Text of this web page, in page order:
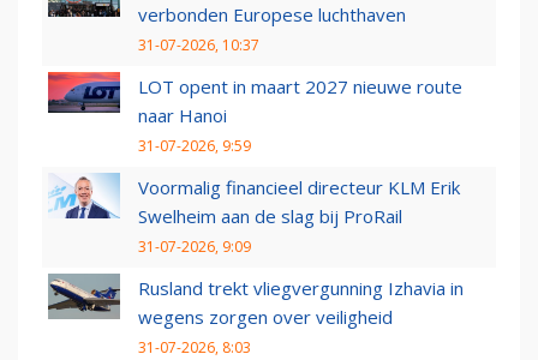
verbonden Europese luchthaven
31-07-2026, 10:37
LOT opent in maart 2027 nieuwe route
naar Hanoi
31-07-2026, 9:59
Voormalig financieel directeur KLM Erik
Swelheim aan de slag bij ProRail
31-07-2026, 9:09
Rusland trekt vliegvergunning Izhavia in
wegens zorgen over veiligheid
31-07-2026, 8:03